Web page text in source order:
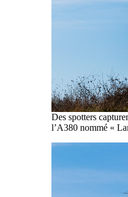
Des spotters
l’A380 nommé «